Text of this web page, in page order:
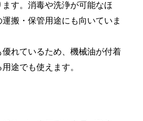
す。消毒や洗浄が可能なほ
搬・保管用途にも向いていま
優れているため、機械油が付着
途でも使えます。